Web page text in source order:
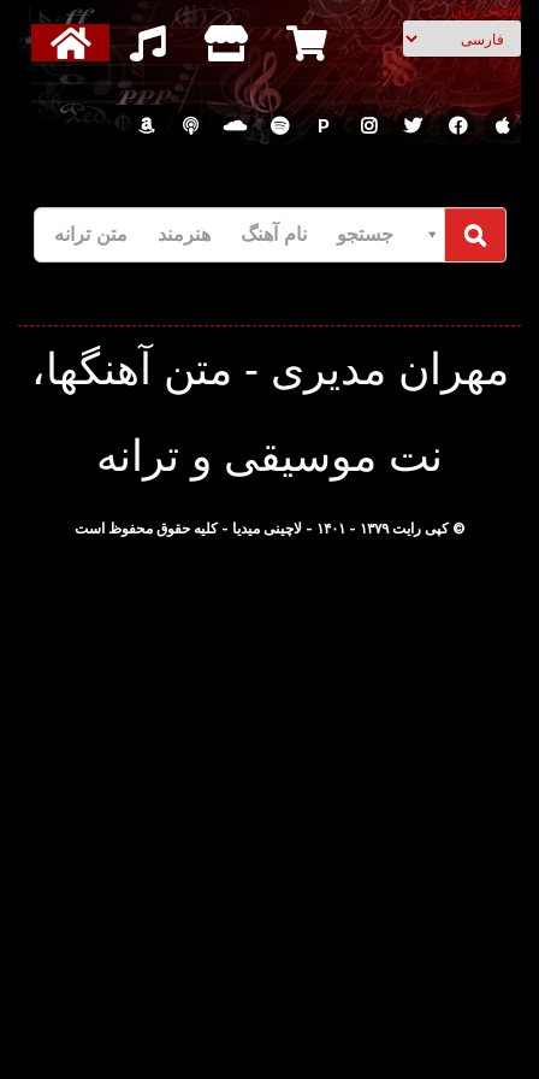
انتخاب زبان
P
جستجو نام آهنگ هنرمند متن ترانه
مهران مدیری - متن آهنگها،
نت موسیقی و ترانه
© کپی رایت ۱۳۷۹ - ۱۴۰۱ - لاچینی میدیا - کلیه حقوق محفوظ است